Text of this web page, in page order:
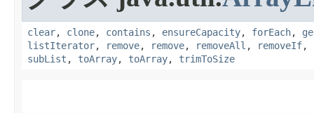
clear, clone, contains , ensureCapacity, forEach,
listIterator, remove, remove, removeAll , removeIf,
subList , toArray, toArray, trimToSize